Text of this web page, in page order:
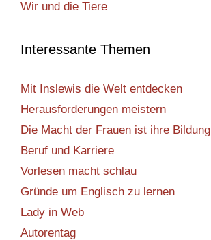
Wir und die Tiere
Interessante Themen
Mit Inslewis die Welt entdecken
Herausforderungen meistern
Die Macht der Frauen ist ihre Bildung
Beruf und Karriere
Vorlesen macht schlau
Gründe um Englisch zu lernen
Lady in Web
Autorentag